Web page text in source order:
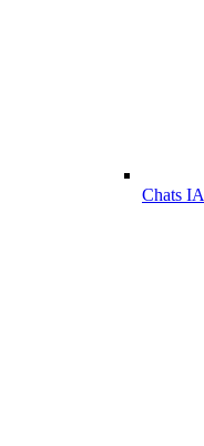
Chats IA